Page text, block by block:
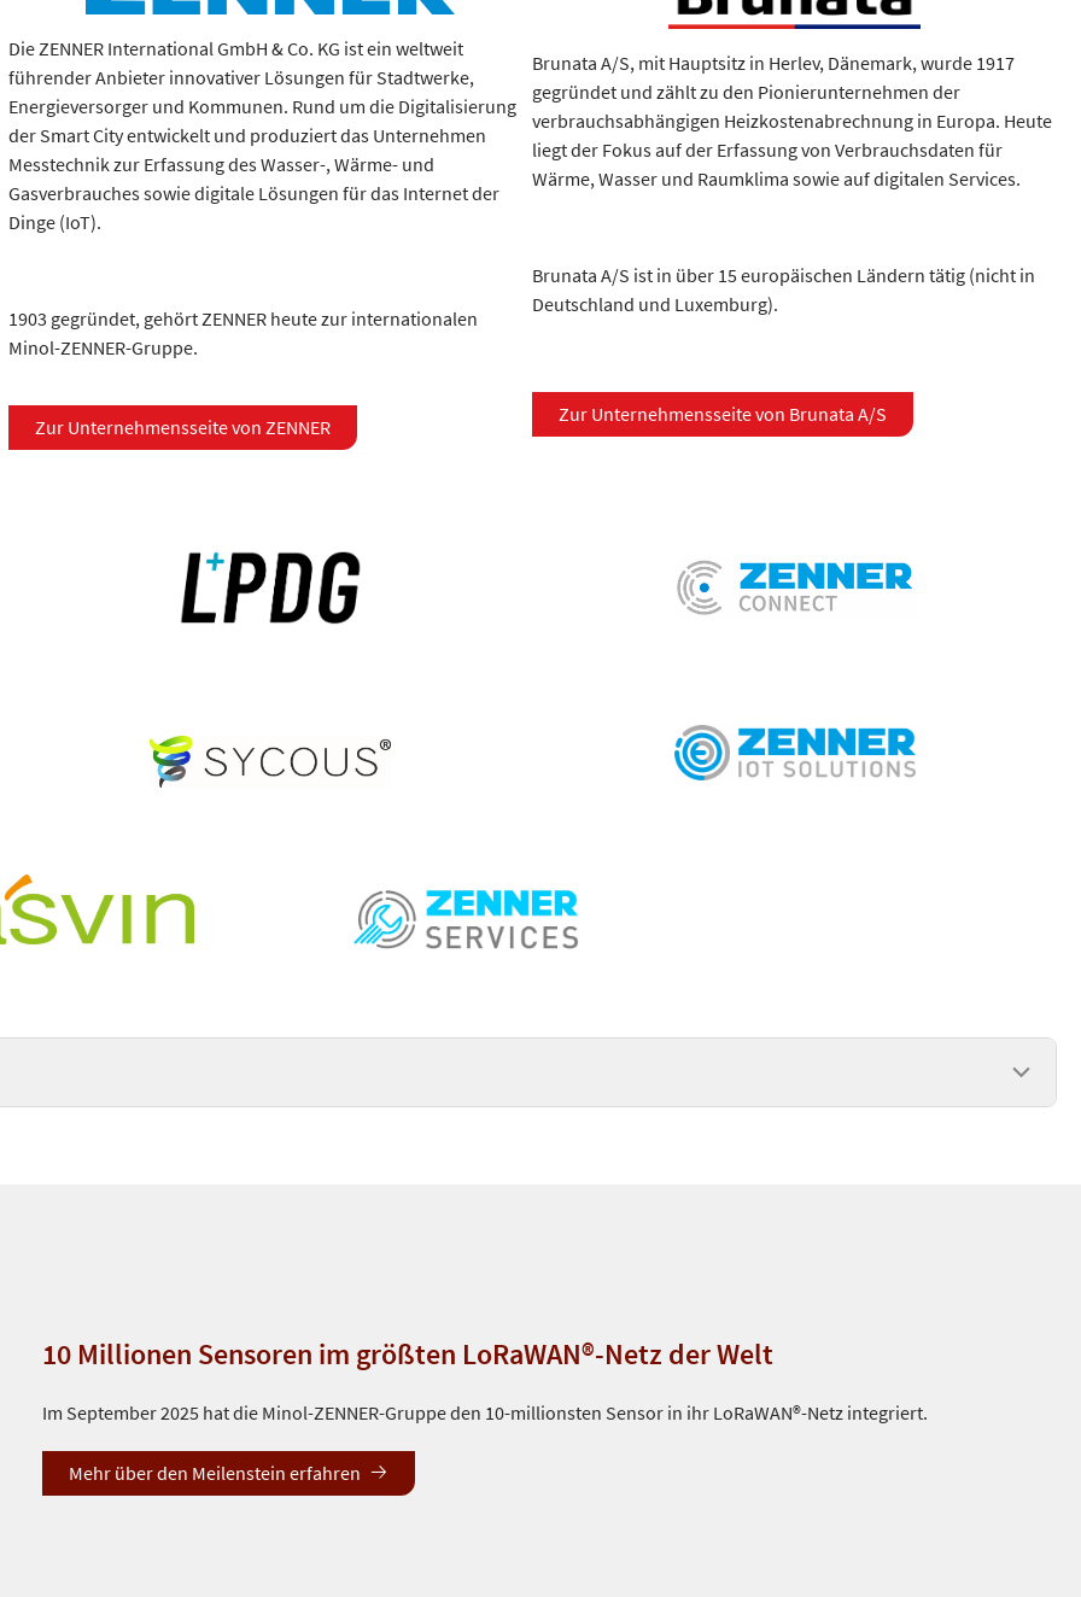
Die ZENNER International GmbH & Co. KG ist ein weltweit
führender Anbieter innovativer Lösungen für Stadtwerke,
Energieversorger und Kommunen. Rund um die Digitalisierung
der Smart City entwickelt und produziert das Unternehmen
Messtechnik zur Erfassung des Wasser-, Wärme- und
Gasverbrauches sowie digitale Lösungen für das Internet der
Dinge (IoT).
1903 gegründet, gehört ZENNER heute zur internationalen
Minol-ZENNER-Gruppe.
Zur Unternehmensseite von ZENNER
Brunata A/S, mit Hauptsitz in Herlev, Dänemark, wurde 1917
gegründet und zählt zu den Pionierunternehmen der
verbrauchsabhängigen Heizkostenabrechnung in Europa. Heute
liegt der Fokus auf der Erfassung von Verbrauchsdaten für
Wärme, Wasser und Raumklima sowie auf digitalen Services.
Brunata A/S ist in über 15 europäischen Ländern tätig (nicht in
Deutschland und Luxemburg).
Zur Unternehmensseite von Brunata A/S
10 Millionen Sensoren im größten LoRaWAN®-Netz der Welt
Im September 2025 hat die Minol-ZENNER-Gruppe den 10-millionsten Sensor in ihr LoRaWAN®-Netz integriert.
Mehr über den Meilenstein erfahren